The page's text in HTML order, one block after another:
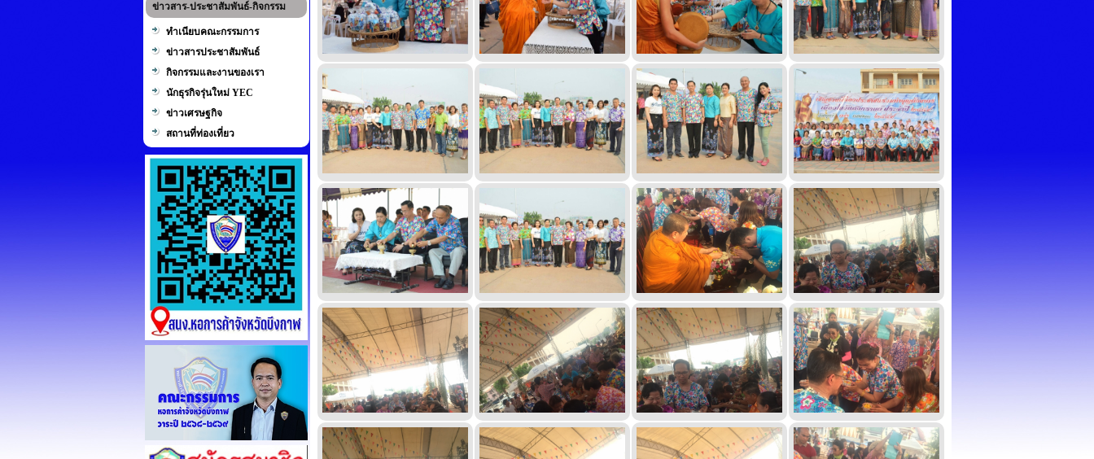
ข่าวสาร-ประชาสัมพันธ์-กิจกรรม
ทำเนียบคณะกรรมการ
ข่าวสารประชาสัมพันธ์
กิจกรรมและงานของเรา
นักธุรกิจรุ่นใหม่ YEC
ข่าวเศรษฐกิจ
สถานที่ท่องเที่ยว